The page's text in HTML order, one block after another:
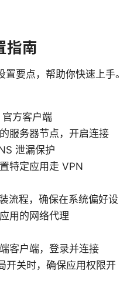
指南
要点，帮助你快速上手。
方客户端
服务器节点，开启连接
泄漏保护
特定应用走 VPN
流程，确保在系统偏好设
用的网络代理
客户端，登录并连接
开关时，确保应用权限开